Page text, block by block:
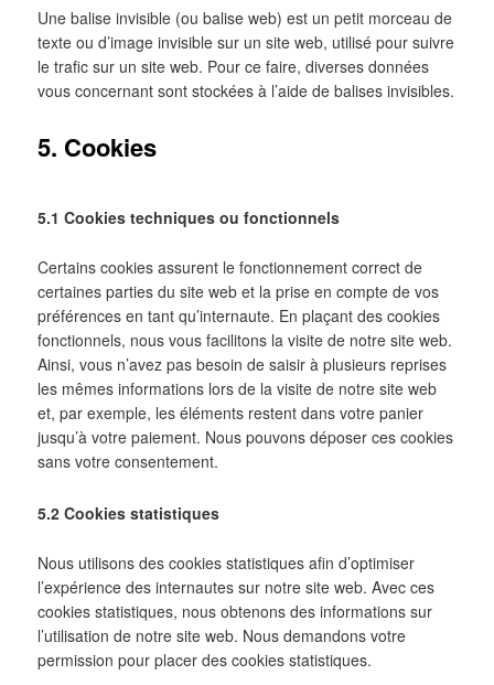
Une balise invisible (ou balise web) est un petit morceau de
texte ou d’image invisible sur un site web, utilisé pour suivre
le trafic sur un site web. Pour ce faire, diverses données
vous concernant sont stockées à l’aide de balises invisibles.
5. Cookies
5.1 Cookies techniques ou fonctionnels
Certains cookies assurent le fonctionnement correct de
certaines parties du site web et la prise en compte de vos
préférences en tant qu’internaute. En plaçant des cookies
fonctionnels, nous vous facilitons la visite de notre site web.
Ainsi, vous n’avez pas besoin de saisir à plusieurs reprises
les mêmes informations lors de la visite de notre site web
et, par exemple, les éléments restent dans votre panier
jusqu’à votre paiement. Nous pouvons déposer ces cookies
sans votre consentement.
5.2 Cookies statistiques
Nous utilisons des cookies statistiques afin d’optimiser
l’expérience des internautes sur notre site web. Avec ces
cookies statistiques, nous obtenons des informations sur
l’utilisation de notre site web. Nous demandons votre
permission pour placer des cookies statistiques.